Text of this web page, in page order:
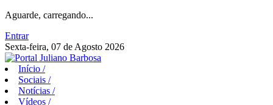
Aguarde, carregando...
Entrar
Sexta-feira, 07 de Agosto 2026
Início /
Sociais /
Notícias /
Vídeos /